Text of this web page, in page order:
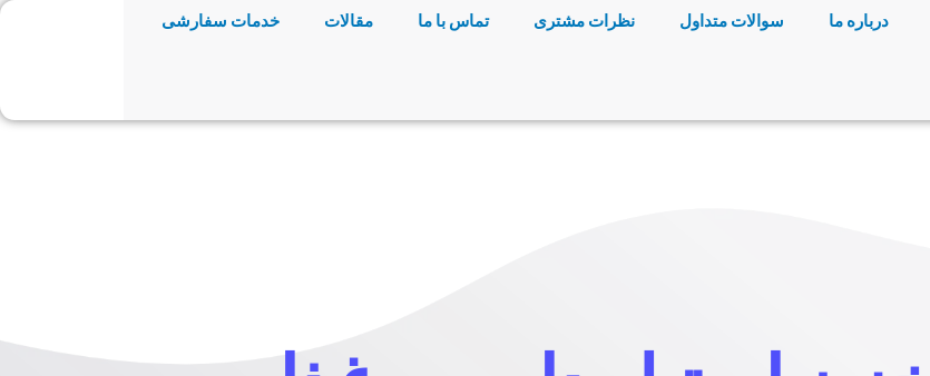
درباره ما سوالات متداول نظرات مشتری تماس با ما مقالات خدمات سفارشی